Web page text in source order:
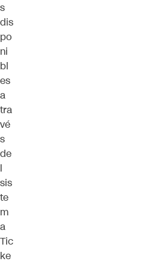
s
dis
po
ni
bl
es
a
tra
vé
s
de
l
sis
te
m
a
Tic
ke